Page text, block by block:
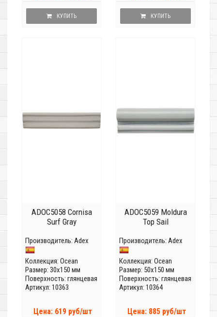
КУПИТЬ КУПИТЬ
ADOC5058 Cornisa
Surf Gray
Производитель: Adex
Коллекция: Ocean
Размер: 30x150 мм
Поверхность: глянцевая
Артикул: 10363
Цена: 619 руб/шт
ADOC5059 Moldura
Top Sail
Производитель: Adex
Коллекция: Ocean
Размер: 50x150 мм
Поверхность: глянцевая
Артикул: 10364
Цена: 885 руб/шт